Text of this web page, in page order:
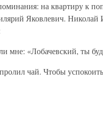
на квартиру к
Яковлевич. Николай
«Лобачевский, ты
чай. Чтобы